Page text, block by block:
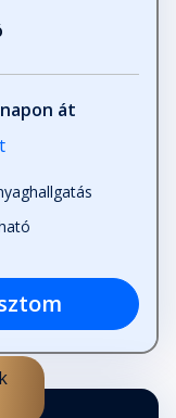
át